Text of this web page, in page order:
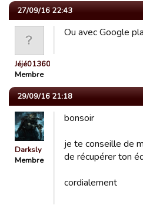
27/09/16 22:43
Jéjé01360
Membre
Ou avec Google
29/09/16 21:18
Darksly
Membre
bonsoir
je te conseille de
de récupérer ton
cordialement